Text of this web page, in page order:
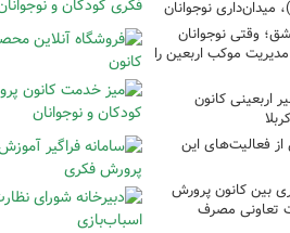
وقتی نوجوانان
موکب اربعین را
اربعینی کانون
از فعالیت‌های این
بین کانون پرورش
تعاونی مصرف